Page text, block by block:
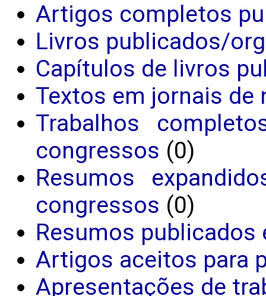
Artigos completos
Livros publicados/
Capítulos de livros
Textos em jornais
Trabalhos
congressos (0)
Resumos
congressos (0)
Resumos
Artigos aceitos para
Apresentações de